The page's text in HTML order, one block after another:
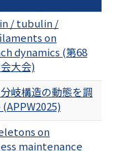
/ tubulin /
on
dynamics (第68
大会)
岐構造の動態を調
on
maintenance